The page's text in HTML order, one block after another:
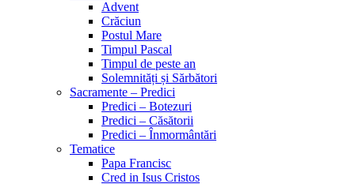
Advent
Crăciun
Postul Mare
Timpul Pascal
Timpul de peste an
Solemnități și Sărbători
Sacramente – Predici
Predici – Botezuri
Predici – Căsătorii
Predici – Înmormântări
Tematice
Papa Francisc
Cred in Isus Cristos